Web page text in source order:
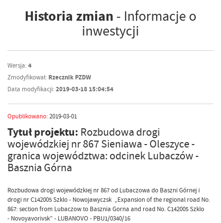
Historia zmian - Informacje o
inwestycji
Wersja:4
Zmodyfikował: Rzecznik PZDW
Data modyfikacji:2019-03-18 15:04:54
Opublikowano:2019-03-01
Tytuł projektu: Rozbudowa drogi
wojewódzkiej nr 867 Sieniawa - Oleszyce -
granica województwa: odcinek Lubaczów -
Basznia Górna
Rozbudowa drogi wojewódzkiej nr 867 od Lubaczowa do Baszni Górnej i
drogi nr C142005 Szklo - Nowojawyczsk „Expansion of the regional road No.
867: section from Lubaczow to Basznia Gorna and road No. C142005 Szklo
- Novoyavorivsk” - LUBANOVO - PBU1/0340/16